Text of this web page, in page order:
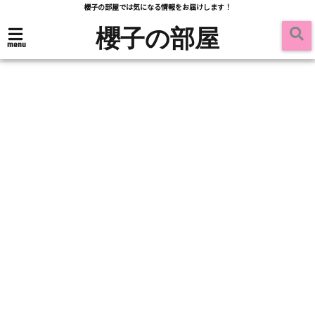
櫻子の部屋では気になる情報をお届けします！
menu 櫻子の部屋